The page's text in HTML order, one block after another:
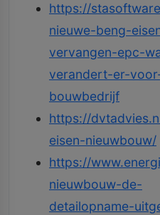
https://
nieuwe-beng-
vervangen-epc-
verandert-er-
bouwbedrijf
https://
eisen-nieuwbouw/
https://
nieuwbouw-de-
detailopname-